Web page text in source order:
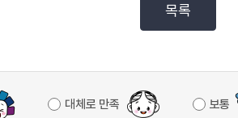
목록
대체로 만족 보통